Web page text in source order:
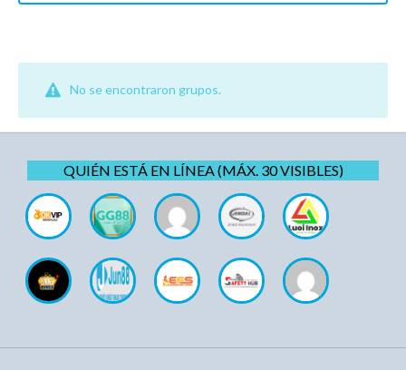
No se encontraron grupos.
QUIÉN ESTÁ EN LÍNEA (MÁX. 30 VISIBLES)